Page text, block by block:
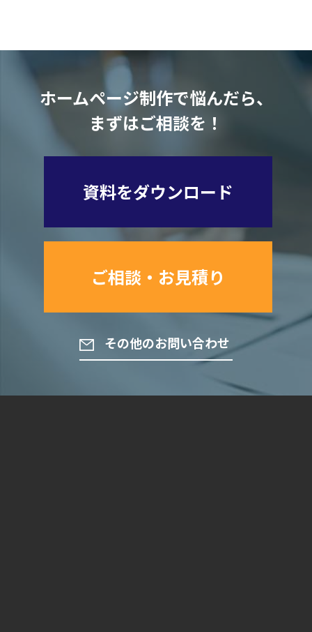
ホームページ制作で悩んだら、
まずはご相談を！
資料をダウンロード
ご相談・お見積り
その他のお問い合わせ